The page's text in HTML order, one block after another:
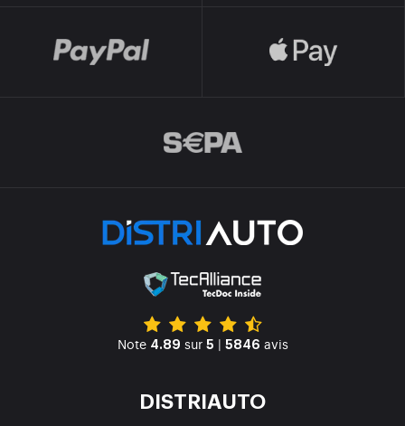
Note 4.89 sur 5 | 5846 avis
DISTRIAUTO